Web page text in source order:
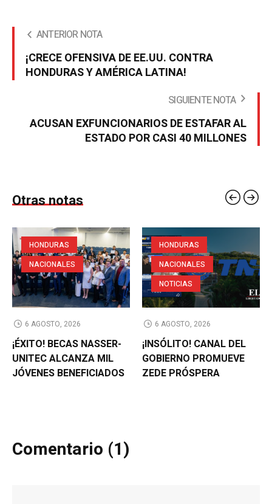
ANTERIOR NOTA
¡CRECE OFENSIVA DE EE.UU. CONTRA
HONDURAS Y AMÉRICA LATINA!
SIGUIENTE NOTA
ACUSAN EXFUNCIONARIOS DE ESTAFAR AL
ESTADO POR CASI 40 MILLONES
Otras notas
HONDURAS
NACIONALES
6 AGOSTO, 2026
¡ÉXITO! BECAS NASSER-
UNITEC ALCANZA MIL
JÓVENES BENEFICIADOS
HONDURAS
NACIONALES
NOTICIAS
6 AGOSTO, 2026
¡INSÓLITO! CANAL DEL
GOBIERNO PROMUEVE
ZEDE PRÓSPERA
Comentario (1)